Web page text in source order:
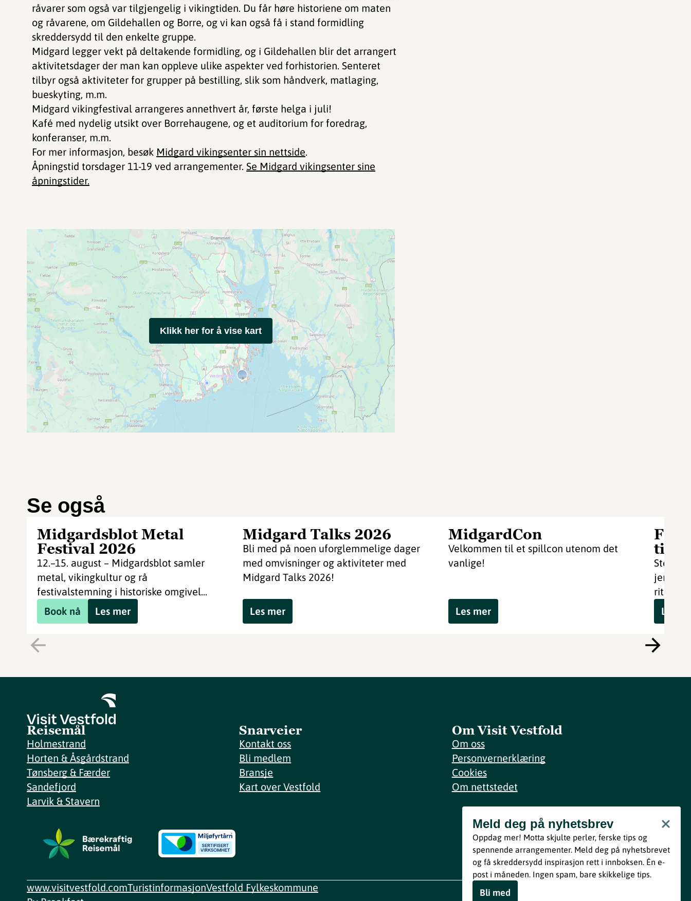
råvarer som også var tilgjengelig i vikingtiden. Du får høre historiene om maten
og råvarene, om Gildehallen og Borre, og vi kan også få i stand formidling
skreddersydd til den enkelte gruppe.
Midgard legger vekt på deltakende formidling, og i Gildehallen blir det arrangert
aktivitetsdager der man kan oppleve ulike aspekter ved forhistorien. Senteret
tilbyr også aktiviteter for grupper på bestilling, slik som håndverk, matlaging,
bueskyting, m.m.
Midgard vikingfestival arrangeres annethvert år, første helga i juli!
Kafé med nydelig utsikt over Borrehaugene, og et auditorium for foredrag,
konferanser, m.m.
For mer informasjon, besøk Midgard vikingsenter sin nettside.
Åpningstid torsdager 11-19 ved arrangementer. Se Midgard vikingsenter sine
åpningstider.
Klikk her for å vise kart
Se også
Midgardsblot Metal
Festival 2026
12.–15. august – Midgardsblot samler
metal, vikingkultur og rå
festivalstemning i historiske omgivel...
Book nå
Les mer
Midgard Talks 2026
Bli med på noen uforglemmelige dager
med omvisninger og aktiviteter med
Midgard Talks 2026!
Les mer
MidgardCon
Velkommen til et spillcon utenom det
vanlige!
Les mer
rituelle
Les
Reisemål
Holmestrand
Horten & Åsgårdstrand
Tønsberg & Færder
Sandefjord
Larvik & Stavern
Snarveier
Kontakt oss
Bli medlem
Bransje
Kart over Vestfold
Om Visit Vestfold
Om oss
Personvernerklæring
Cookies
Om nettstedet
Meld deg på nyhetsbrev
Bli med
Ved å melde deg inn godtar du våre vilkår i henhold til vår
personvernerklæring.
Meld deg på nyhetsbrev
Oppdag mer! Motta skjulte perler, ferske tips og
spennende arrangementer. Meld deg på nyhetsbrevet
og få skreddersydd inspirasjon rett i innboksen. Én e-
post i måneden. Ingen spam, bare skikkelige tips.
Bli med
www.visitvestfold.comTuristinformasjonVestfold Fylkeskommune